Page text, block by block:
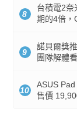
8
台積電2奈
期的4倍，
9
諾貝爾獎
團隊解體
10
ASUS
售價